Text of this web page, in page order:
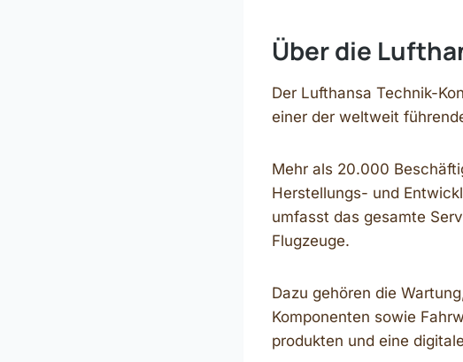
Über die
Der Lufthansa Technik-
einer der weltweit
Mehr als 20.000
Herstellungs- und
umfasst das gesamte
Flugzeuge.
Dazu gehören die
Komponenten sowie
produkten und eine